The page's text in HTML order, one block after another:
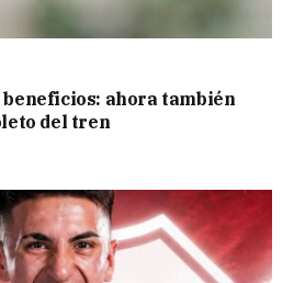
beneficios: ahora también
del tren